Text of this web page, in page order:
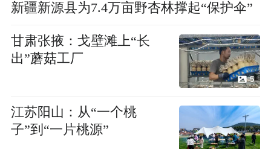
新疆新源县为7.4万亩野杏林撑起“保护伞”
甘肃张掖：戈壁滩上“长
出”蘑菇工厂
5
江苏阳山：从“一个桃
子”到“一片桃源”